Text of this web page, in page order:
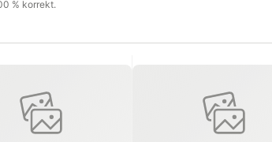
% korrekt.